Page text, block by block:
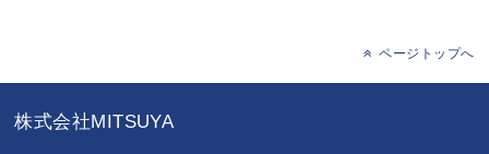
ページトップへ
株式会社MITSUYA